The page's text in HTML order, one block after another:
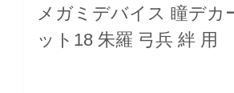
メガミデバイス 瞳デカ
ット18 朱羅 弓兵 絆 用